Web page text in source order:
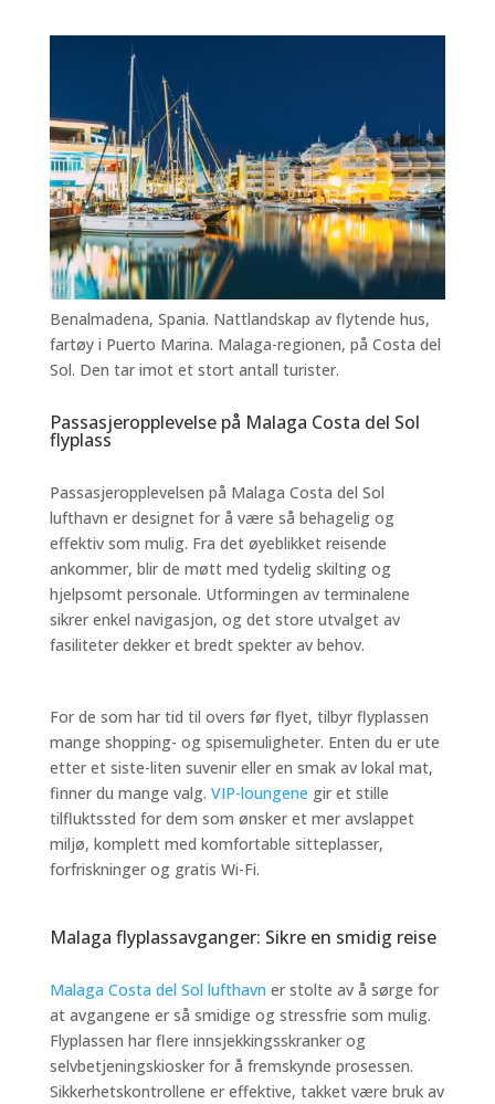
Benalmadena, Spania. Nattlandskap av flytende hus,
fartøy i Puerto Marina. Malaga-regionen, på Costa del
Sol. Den tar imot et stort antall turister.
Passasjeropplevelse på Malaga Costa del Sol
flyplass
Passasjeropplevelsen på Malaga Costa del Sol
lufthavn er designet for å være så behagelig og
effektiv som mulig. Fra det øyeblikket reisende
ankommer, blir de møtt med tydelig skilting og
hjelpsomt personale. Utformingen av terminalene
sikrer enkel navigasjon, og det store utvalget av
fasiliteter dekker et bredt spekter av behov.
For de som har tid til overs før flyet, tilbyr flyplassen
mange shopping- og spisemuligheter. Enten du er ute
etter et siste-liten suvenir eller en smak av lokal mat,
finner du mange valg. VIP-loungene gir et stille
tilfluktssted for dem som ønsker et mer avslappet
miljø, komplett med komfortable sitteplasser,
forfriskninger og gratis Wi-Fi.
Malaga flyplassavganger: Sikre en smidig reise
Malaga Costa del Sol lufthavn er stolte av å sørge for
at avgangene er så smidige og stressfrie som mulig.
Flyplassen har flere innsjekkingsskranker og
selvbetjeningskiosker for å fremskynde prosessen.
Sikkerhetskontrollene er effektive, takket være bruk av